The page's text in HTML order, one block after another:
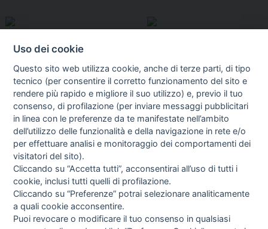
I libri Vedi tutti
Uso dei cookie
Questo sito web utilizza cookie, anche di terze parti, di tipo
tecnico (per consentire il corretto funzionamento del sito e
rendere più rapido e migliore il suo utilizzo) e, previo il tuo
consenso, di profilazione (per inviare messaggi pubblicitari
in linea con le preferenze da te manifestate nell’ambito
dell’utilizzo delle funzionalità e della navigazione in rete e/o
per effettuare analisi e monitoraggio dei comportamenti dei
visitatori del sito).
Cliccando su “Accetta tutti”, acconsentirai all’uso di tutti i
cookie, inclusi tutti quelli di profilazione.
Cliccando su “Preferenze” potrai selezionare analiticamente
a quali cookie acconsentire.
Puoi revocare o modificare il tuo consenso in qualsiasi